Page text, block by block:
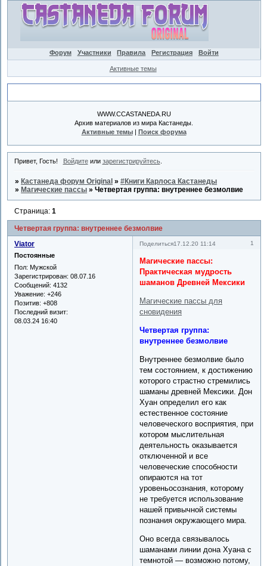
Форум Участники Правила Регистрация Войти
Активные темы
WWW.CCASTANEDA.RU
Архив материалов из мира Кастанеды.
Активные темы| Поиск форума
Привет, Гость! Войдитеили зарегистрируйтесь.
» Кастанеда форум Original »#Книги Карлоса Кастанеды
» Магические пассы »Четвертая группа: внутреннее безмолвие
Четвертая группа: внутреннее безмолвие
Страница:1
Поделиться 1
17.12.20 11:14
Viator
Постоянные
Пол: Мужской
Зарегистрирован: 08.07.16
Сообщений: 4132
Уважение: +246
Позитив: +808
Последний визит:
08.03.24 16:40
Магические пассы:
Практическая мудрость
шаманов Древней Мексики
Магические пассы для
сновидения
Четвертая группа:
внутреннее безмолвие
Внутреннее безмолвие было
тем состоянием, к достижению
которого страстно стремились
шаманы древней Мексики. Дон
Хуан определил его как
естественное состояние
человеческого восприятия, при
котором мыслительная
деятельность оказывается
отключенной и все
человеческие способности
опираются на тот
уровеньосознания, которому
не требуется использование
нашей привычной системы
познания окружающего мира.
Оно всегда связывалось
шаманами линии дона Хуана с
темнотой — возможно потому,